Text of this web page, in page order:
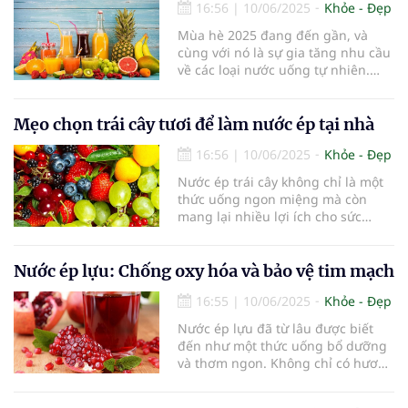
cơ thể duy trì sức khỏe và năng
lượng. Trong bài viết này, chúng ta
sẽ cùng khám phá những công
thức nước ép hỗn hợp trái cây tươi
đơn giản, dễ làm và đầy dinh
16:56 | 10/06/2025
Khỏe - Đẹp
Mùa hè 2025 đang đến gần, và
cùng với nó là sự gia tăng nhu cầu
về các loại nước uống tự nhiên.
sống lành mạnh, nước uống tự
nhiên không chỉ giúp giải khát mà
còn mang lại nhiều lợi ích cho sức
khỏe. Bài viết này sẽ khám phá
những xu hướng nước uống tự
nhiên nổi bật trong mùa hè 2025,
từ nước detox đến nước ép trái cây
Mẹo chọn trái cây tươi để làm nước ép tại nhà
16:56 | 10/06/2025
Khỏe - Đẹp
Nước ép trái cây không chỉ là một
thức uống ngon miệng mà còn
mang lại nhiều lợi ích cho sức
tăng cường hệ miễn dịch, cải thiện
tiêu hóa và làm đẹp da. Tuy nhiên,
để có được những ly nước ép thơm
ngon và bổ dưỡng, việc chọn trái
cây tươi ngon là rất quan trọng.
Trong bài viết này, chúng ta sẽ
cùng khám phá những mẹo chọn
Nước ép lựu: Chống oxy hóa và bảo vệ tim mạch
16:55 | 10/06/2025
Khỏe - Đẹp
Nước ép lựu đã từ lâu được biết
đến như một thức uống bổ dưỡng
và thơm ngon. Không chỉ có hương